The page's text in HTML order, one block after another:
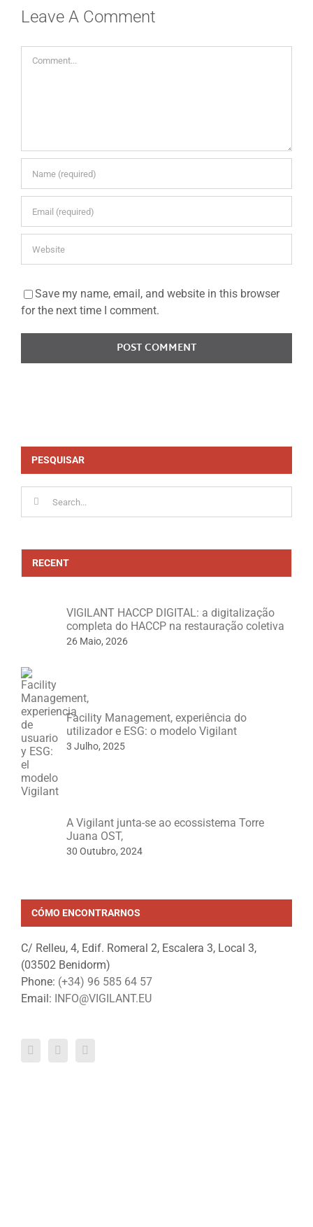
Leave A Comment
Save my name, email, and website in this browser
for the next time I comment.
PESQUISAR
RECENT
VIGILANT HACCP DIGITAL: a digitalização
completa do HACCP na restauração coletiva
26 Maio, 2026
Facility Management, experiência do
utilizador e ESG: o modelo Vigilant
3 Julho, 2025
A Vigilant junta-se ao ecossistema Torre
Juana OST,
30 Outubro, 2024
CÓMO ENCONTRARNOS
C/ Relleu, 4, Edif. Romeral 2, Escalera 3, Local 3,
(03502 Benidorm)
Phone: (+34) 96 585 64 57
Email: INFO@VIGILANT.EU